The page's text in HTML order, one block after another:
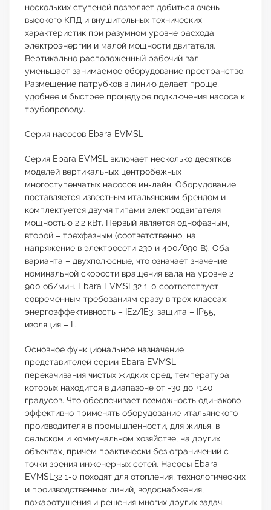
нескольких ступеней позволяет добиться очень
высокого КПД и внушительных технических
характеристик при разумном уровне расхода
электроэнергии и малой мощности двигателя.
Вертикально расположенный рабочий вал
уменьшает занимаемое оборудование пространство.
Размещение патрубков в линию делает проще,
удобнее и быстрее процедуре подключения насоса к
трубопроводу.
Серия насосов Ebara EVMSL
Серия Ebara EVMSL включает несколько десятков
моделей вертикальных центробежных
многоступенчатых насосов ин-лайн. Оборудование
поставляется известным итальянским брендом и
комплектуется двумя типами электродвигателя
мощностью 2,2 кВт. Первый является однофазным,
второй – трехфазным (соответственно, на
напряжение в электросети 230 и 400/690 В). Оба
варианта – двухполюсные, что означает значение
номинальной скорости вращения вала на уровне 2
900 об/мин. Ebara EVMSL32 1-0 соответствует
современным требованиям сразу в трех классах:
энергоэффективность – IE2/IE3, защита – IP55,
изоляция – F.
Основное функциональное назначение
представителей серии Ebara EVMSL –
перекачивания чистых жидких сред, температура
которых находится в диапазоне от -30 до +140
градусов. Что обеспечивает возможность одинаково
эффективно применять оборудование итальянского
производителя в промышленности, для жилья, в
сельском и коммунальном хозяйстве, на других
объектах, причем практически без ограничений с
точки зрения инженерных сетей. Насосы Ebara
EVMSL32 1-0 походят для отопления, технологических
и производственных линий, водоснабжения,
пожаротушения и решения многих других задач.